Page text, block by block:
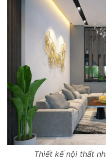
Thiết kế nội thất